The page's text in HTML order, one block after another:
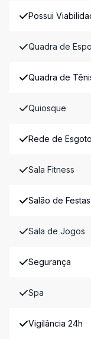
Possui
Quadra de
Quadra de
Quiosque
Rede de Esgoto
Sala Fitness
Salão de Festas
Sala de Jogos
Segurança
Spa
Vigilância 24h